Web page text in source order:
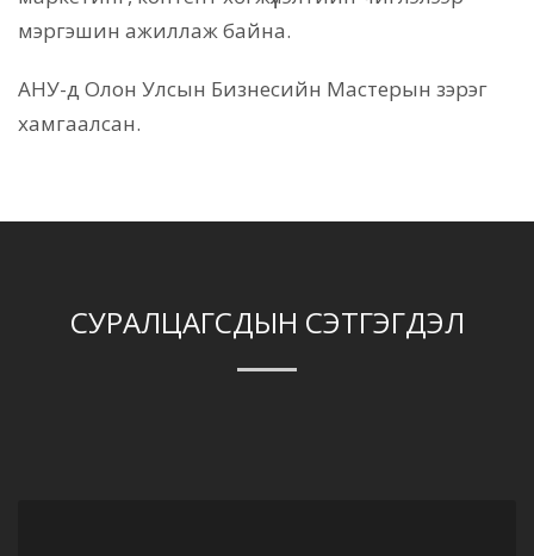
мэргэшин ажиллаж байна.
АНУ-д Олон Улсын Бизнесийн Мастерын зэрэг
хамгаалсан.
СУРАЛЦАГСДЫН СЭТГЭГДЭЛ